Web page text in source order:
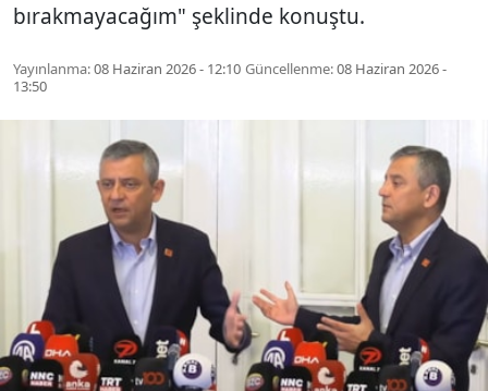
bırakmayacağım" şeklinde konuştu.
Yayınlanma:08 Haziran 2026 - 12:10 Güncellenme:08 Haziran 2026 -
13:50